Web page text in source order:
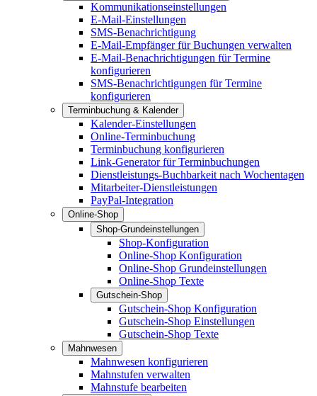
Kommunikationseinstellungen
E-Mail-Einstellungen
SMS-Benachrichtigung
E-Mail-Empfänger für Buchungen verwalten
E-Mail-Benachrichtigungen für Termine
konfigurieren
SMS-Benachrichtigungen für Termine
konfigurieren
Terminbuchung & Kalender
Kalender-Einstellungen
Online-Terminbuchung
Terminbuchung konfigurieren
Link-Generator für Terminbuchungen
Dienstleistungs-Buchbarkeit nach Wochentagen
Mitarbeiter-Dienstleistungen
PayPal-Integration
Online-Shop
Shop-Grundeinstellungen
Shop-Konfiguration
Online-Shop Konfiguration
Online-Shop Grundeinstellungen
Online-Shop Texte
Gutschein-Shop
Gutschein-Shop Konfiguration
Gutschein-Shop Einstellungen
Gutschein-Shop Texte
Mahnwesen
Mahnwesen konfigurieren
Mahnstufen verwalten
Mahnstufe bearbeiten